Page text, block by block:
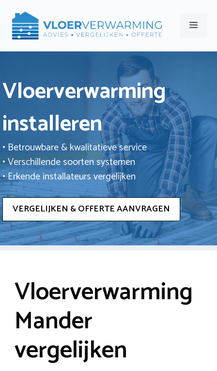
naar
Menu
Vloerverwarming
installeren
• Betrouwbare & kwalitatieve service
• Verschillende soorten systemen
• Erkende installateurs vergelijken
VERGELIJKEN & OFFERTE AANVRAGEN
Vloerverwarming
Mander
vergelijken